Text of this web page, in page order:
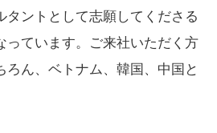
タントとして志願してくださる
っています。ご来社いただく方
ろん、ベトナム、韓国、中国と